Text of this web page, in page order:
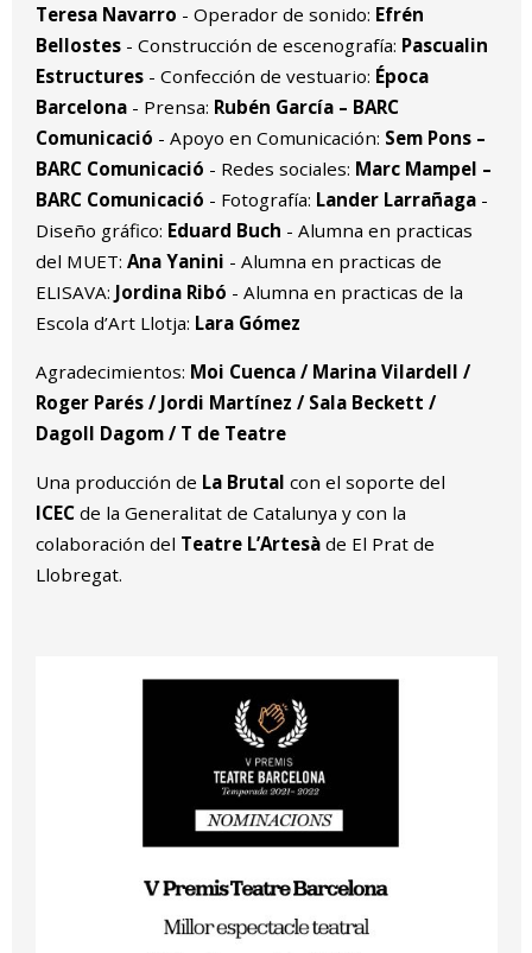
Teresa Navarro - Operador de sonido: Efrén
Bellostes- Construcción de escenografía: Pascualin
Estructures- Confección de vestuario: Época
Barcelona - Prensa: Rubén García – BARC
Comunicació - Apoyo en Comunicación: Sem Pons –
BARC Comunicació - Redes sociales: Marc Mampel –
BARC Comunicació - Fotografía: Lander Larrañaga-
Diseño gráfico: Eduard Buch - Alumna en practicas
del MUET: Ana Yanini - Alumna en practicas de
ELISAVA: Jordina Ribó - Alumna en practicas de la
Escola d’Art Llotja: Lara Gómez
Agradecimientos: Moi Cuenca / Marina Vilardell /
Roger Parés / Jordi Martínez / Sala Beckett /
Dagoll Dagom / T de Teatre
Una producción de La Brutal con el soporte del
ICECde la Generalitat de Catalunya y con la
colaboración del Teatre L’Artesàde El Prat de
Llobregat.